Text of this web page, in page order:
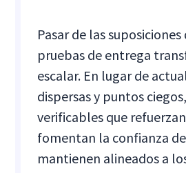
Pasar de las
pruebas de entrega
escalar. En lugar de
dispersas y puntos
verificables que
fomentan la confianza
mantienen alineados a